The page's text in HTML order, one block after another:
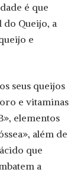
é que
do Queijo, a
e
seus queijos
e vitaminas
elementos
além de
que
a